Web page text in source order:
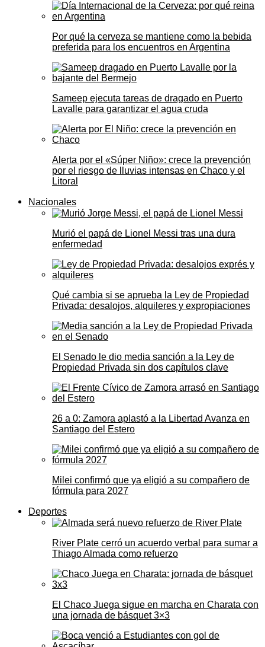
Por qué la cerveza se mantiene como la bebida
preferida para los encuentros en Argentina
Sameep ejecuta tareas de dragado en Puerto
Lavalle para garantizar el agua cruda
Alerta por el «Súper Niño»: crece la prevención
por el riesgo de lluvias intensas en Chaco y el
Litoral
Nacionales
Murió el papá de Lionel Messi tras una dura
enfermedad
Qué cambia si se aprueba la Ley de Propiedad
Privada: desalojos, alquileres y expropiaciones
El Senado le dio media sanción a la Ley de
Propiedad Privada sin dos capítulos clave
26 a 0: Zamora aplastó a la Libertad Avanza en
Santiago del Estero
Milei confirmó que ya eligió a su compañero de
fórmula para 2027
Deportes
River Plate cerró un acuerdo verbal para sumar a
Thiago Almada como refuerzo
El Chaco Juega sigue en marcha en Charata con
una jornada de básquet 3×3